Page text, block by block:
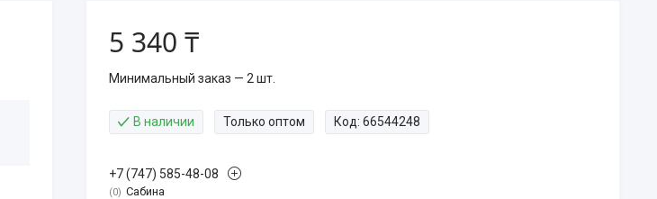
5 340 ₸
Минимальный заказ — 2 шт.
В наличии Только оптом Код: 66544248
+7 (747) 585-48-08
0 Сабина